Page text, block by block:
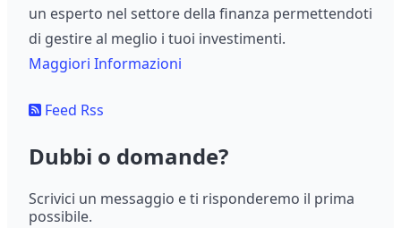
un esperto nel settore della finanza permettendoti
di gestire al meglio i tuoi investimenti.
Maggiori Informazioni
Feed Rss
Dubbi o domande?
Scrivici un messaggio e ti risponderemo il prima
possibile.